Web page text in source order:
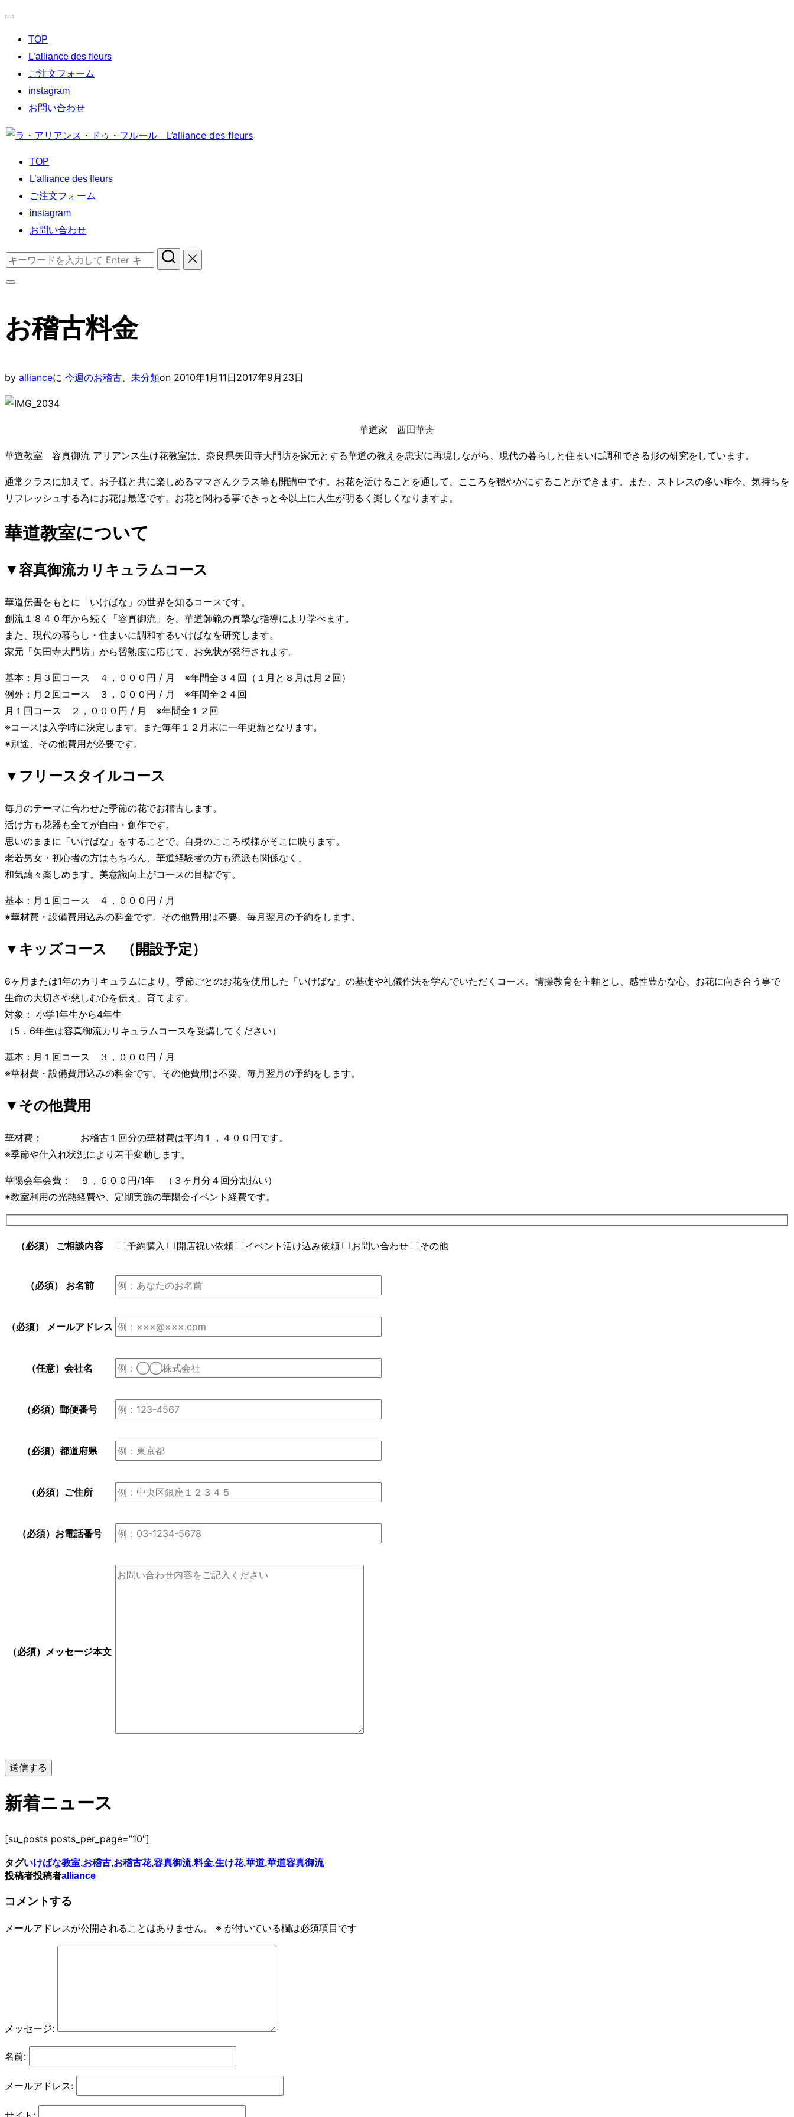
切
TOP
L’alliance des fleurs
ご注文フォーム
instagram
お問い合わせ
コ
キ
ッ
プ
TOP
L’alliance des fleurs
ご注文フォーム
instagram
お問い合わせ
検
ド
バ
ビ
シ
ン
を
切
り
え
お稽古料金
by allianceに 今週のお稽古 未分類on 投
2010年1月11日2017年9月23日
華道家 西田華舟
華道教室 容真御流 アリアンス生け花教室は、奈良県矢田寺大門坊を家元とする華道の教えを忠実に再現しながら、現代の暮らしと住まいに調和できる形の研究をしています。
通常クラスに加えて、お子様と共に楽しめるママさんクラス等も開講中です。お花を活けることを通して、こころを穏やかにすることができます。また、ストレスの多い昨今、気持ちを
リフレッシュする為にお花は最適です。お花と関わる事できっと今以上に人生が明るく楽しくなりますよ。
華道教室について
▼容真御流カリキュラムコース
華道伝書をもとに「いけばな」の世界を知るコースです。
創流１８４０年から続く「容真御流」を、華道師範の真摯な指導により学べます。
また、現代の暮らし・住まいに調和するいけばなを研究します。
家元「矢田寺大門坊」から習熟度に応じて、お免状が発行されます。
基本：月３回コース ４，０００円 / 月 ※年間全３４回（１月と８月は月２回）
例外：月２回コース ３，０００円 / 月 ※年間全２４回
月１回コース ２，０００円 / 月 ※年間全１２回
※コースは入学時に決定します。また毎年１２月末に一年更新となります。
※別途、その他費用が必要です。
▼フリースタイルコース
毎月のテーマに合わせた季節の花でお稽古します。
活け方も花器も全てが自由・創作です。
思いのままに「いけばな」をすることで、自身のこころ模様がそこに映ります。
老若男女・初心者の方はもちろん、華道経験者の方も流派も関係なく、
和気藹々楽しめます。美意識向上がコースの目標です。
基本：月１回コース ４，０００円 / 月
※華材費・設備費用込みの料金です。その他費用は不要。毎月翌月の予約をします。
▼キッズコース （開設予定）
6ヶ月または1年のカリキュラムにより、季節ごとのお花を使用した「いけばな」の基礎や礼儀作法を学んでいただくコース。情操教育を主軸とし、感性豊かな心、お花に向き合う事で
生命の大切さや慈しむ心を伝え、育てます。
対象： 小学1年生から4年生
（5．6年生は容真御流カリキュラムコースを受講してください）
基本：月１回コース ３，０００円 / 月
※華材費・設備費用込みの料金です。その他費用は不要。毎月翌月の予約をします。
▼その他費用
華材費： お稽古１回分の華材費は平均１，４００円です。
※季節や仕入れ状況により若干変動します。
華陽会年会費： ９，６００円/1年 （３ヶ月分４回分割払い）
※教室利用の光熱経費や、定期実施の華陽会イベント経費です。
（必須） ご相談内容 予約購入 開店祝い依頼 イベント活け込み依頼 お問い合わせ その他
（必須） お名前
（必須） メールアドレス
（任意） 会社名
（必須） 郵便番号
（必須） 都道府県
（必須） ご住所
（必須） お電話番号
（必須） メッセージ本文
新着ニュース
[su_posts posts_per_page=”10″]
タグいけばな教室,お稽古,お稽古花,容真御流,料金,生け花,華道,華道容真御流
投稿者投稿者alliance
コメントする
メールアドレスが公開されることはありません。 ※ が付いている欄は必須項目です
メッセージ:
名前:
メールアドレス: